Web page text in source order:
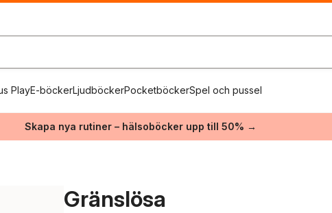
PlayE-böckerLjudböckerPocketböckerSpel och pussel
Skapa nya rutiner – hälsoböcker upp till 50% →
Gränslösa